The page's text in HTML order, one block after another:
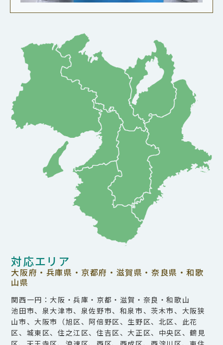
対応エリア
大阪府・兵庫県・京都府・滋賀県・奈良県・和歌
山県
関西一円：大阪・兵庫・京都・滋賀・奈良・和歌山
池田市、泉大津市、泉佐野市、和泉市、茨木市、大阪狭
山市、大阪市（旭区、阿倍野区、生野区、北区、此花
区、城東区、住之江区、住吉区、大正区、中央区、鶴見